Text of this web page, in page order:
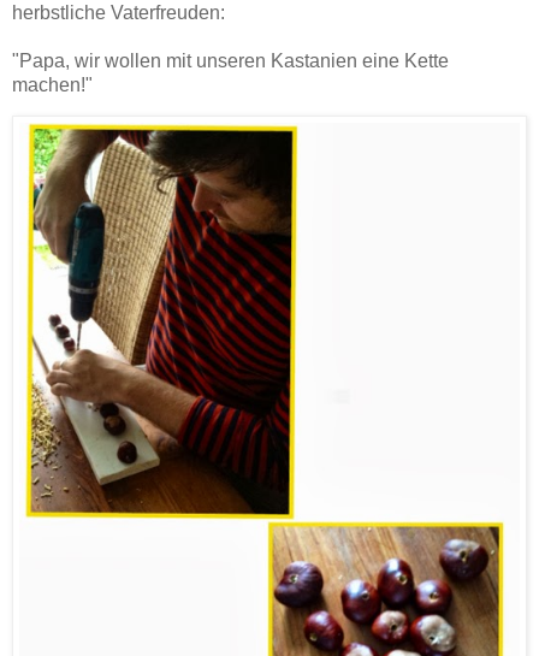
herbstliche Vaterfreuden:
"Papa, wir wollen mit unseren Kastanien eine Kette
machen!"